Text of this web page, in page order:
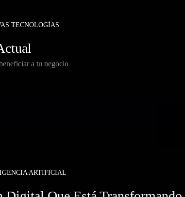
TECNOLOGÍAS
a tu negocio
ARTIFICIAL